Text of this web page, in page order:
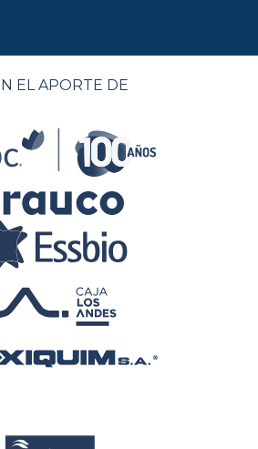
EL APORTE DE